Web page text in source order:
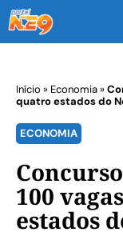
Início » Economia»
quatro estados do
ECONOMIA
100
estados